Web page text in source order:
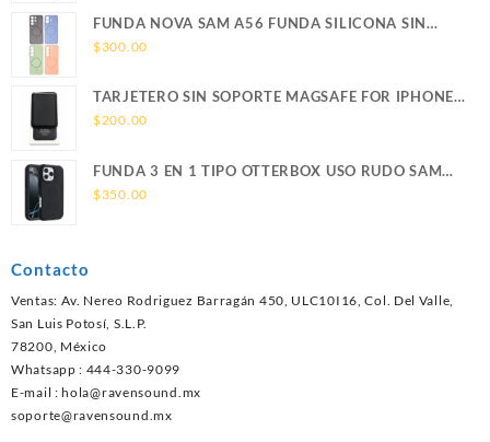
FUNDA NOVA SAM A56 FUNDA SILICONA SIN
SOPORTE MAGNETICO SAMSUNG
$300.00
TARJETERO SIN SOPORTE MAGSAFE FOR IPHONE
LEATHER WALLET MAGSAFE
$200.00
FUNDA 3 EN 1 TIPO OTTERBOX USO RUDO SAM
S26 ULTRA SAMSUNG S26 ULTRA
$350.00
Contacto
Ventas: Av. Nereo Rodriguez Barragán 450, ULC10I16, Col. Del Valle,
San Luis Potosí, S.L.P.
78200, México
Whatsapp : 444-330-9099
E-mail :hola@ravensound.mx
soporte@ravensound.mx